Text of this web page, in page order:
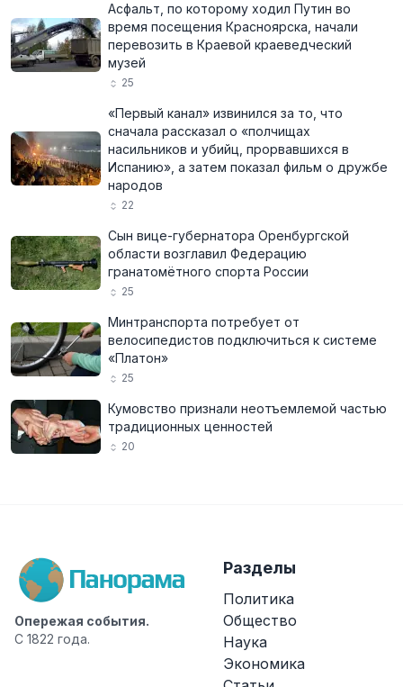
Асфальт, по которому ходил Путин во
время посещения Красноярска, начали
перевозить в Краевой краеведческий
музей
25
«Первый канал» извинился за то, что
сначала рассказал о «полчищах
насильников и убийц, прорвавшихся в
Испанию», а затем показал фильм о дружбе
народов
22
Сын вице-губернатора Оренбургской
области возглавил Федерацию
гранатомётного спорта России
25
Минтранспорта потребует от
велосипедистов подключиться к системе
«Платон»
25
Кумовство признали неотъемлемой частью
традиционных ценностей
20
Опережая события.
С 1822 года.
Разделы
Политика
Общество
Наука
Экономика